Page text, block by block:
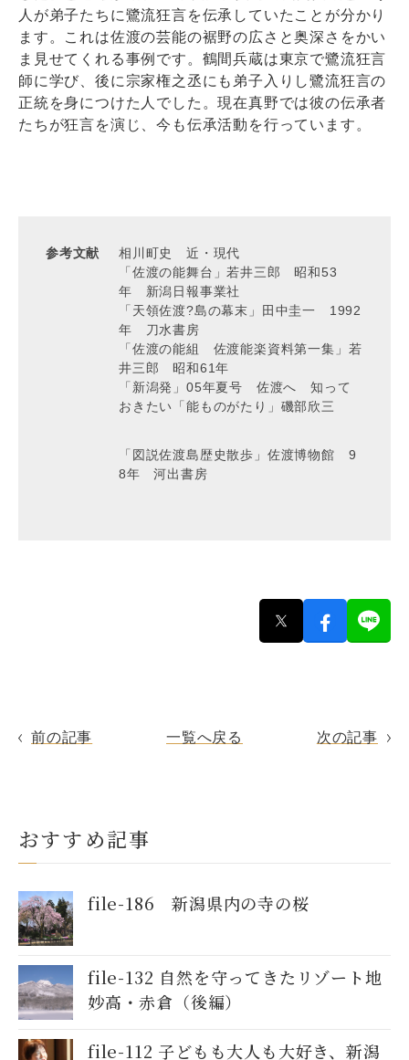
人が弟子たちに鷺流狂言を伝承していたことが分かり
ます。これは佐渡の芸能の裾野の広さと奥深さをかい
ま見せてくれる事例です。鶴間兵蔵は東京で鷺流狂言
師に学び、後に宗家権之丞にも弟子入りし鷺流狂言の
正統を身につけた人でした。現在真野では彼の伝承者
たちが狂言を演じ、今も伝承活動を行っています。
参考文献
相川町史 近・現代
「佐渡の能舞台」若井三郎 昭和53
年 新潟日報事業社
「天領佐渡?島の幕末」田中圭一 1992
年 刀水書房
「佐渡の能組 佐渡能楽資料第一集」若
井三郎 昭和61年
「新潟発」05年夏号 佐渡へ 知って
おきたい「能ものがたり」磯部欣三
「図説佐渡島歴史散歩」佐渡博物館 9
8年 河出書房
前の記事 一覧へ戻る 次の記事
おすすめ記事
file-186 新潟県内の寺の桜
file-132 自然を守ってきたリゾート地
妙高・赤倉（後編）
file-112 子どもも大人も大好き、新潟